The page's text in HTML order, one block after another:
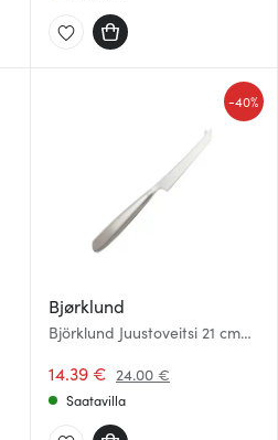
Bjørklund
Björklund Juustoveitsi 21 cm
14.39 € 24.00 €
-40%
Saatavilla